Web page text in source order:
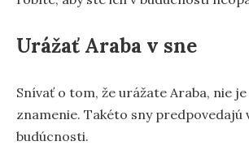
Urážať Araba v sne
Snívať o tom, že urážate Araba, nie
znamenie. Takéto sny predpovedajú
budúcnosti.